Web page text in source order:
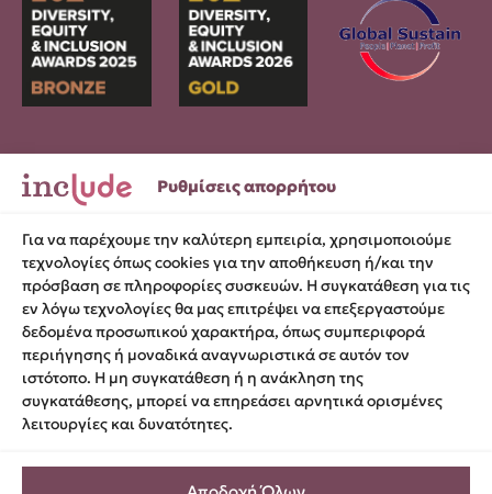
Ρυθμίσεις απορρήτου
Για να παρέχουμε την καλύτερη εμπειρία, χρησιμοποιούμε
τεχνολογίες όπως cookies για την αποθήκευση ή/και την
πρόσβαση σε πληροφορίες συσκευών. Η συγκατάθεση για τις
εν λόγω τεχνολογίες θα μας επιτρέψει να επεξεργαστούμε
δεδομένα προσωπικού χαρακτήρα, όπως συμπεριφορά
περιήγησης ή μοναδικά αναγνωριστικά σε αυτόν τον
ιστότοπο. Η μη συγκατάθεση ή η ανάκληση της
συγκατάθεσης, μπορεί να επηρεάσει αρνητικά ορισμένες
λειτουργίες και δυνατότητες.
Σωκράτους 29, 105 52, Αθήνα
Αριθμός ΓΕΜΗ 171-139-101-000
Όροι χρήσης
Πολιτική cookies
Προστασία προσωπικών δεδομένων
Ρυθμίσεις απορρήτου
Δήλωση προσβασιμότητας